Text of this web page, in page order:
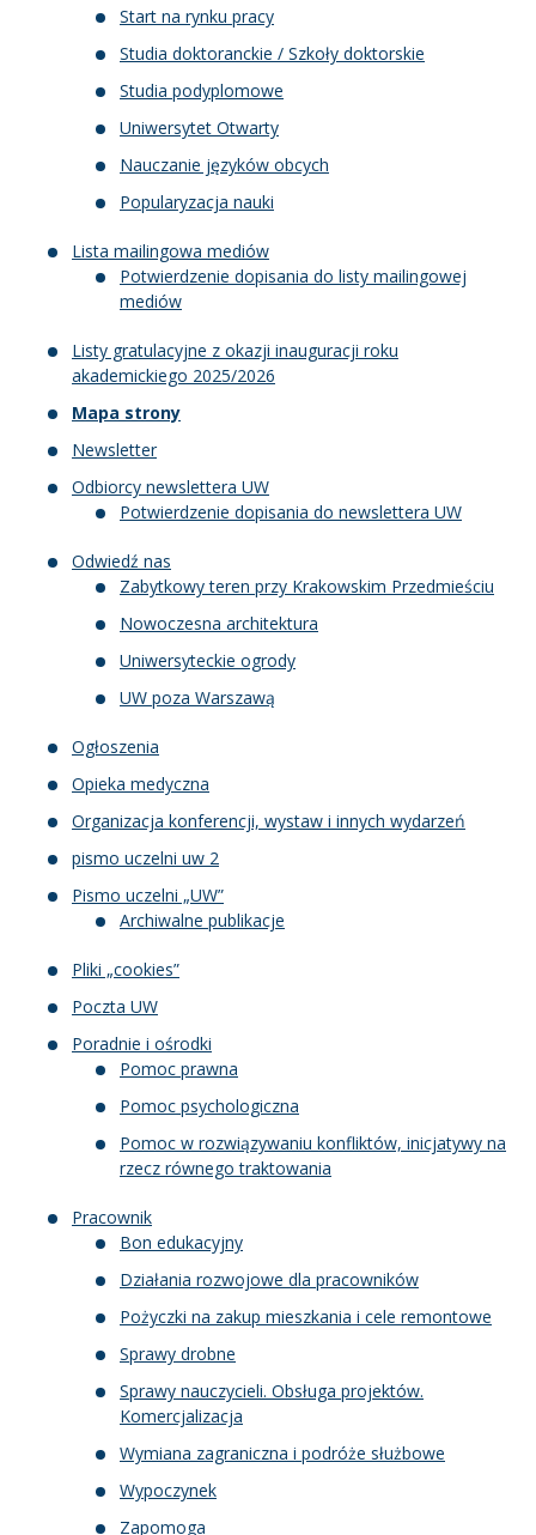
Start na rynku pracy
Studia doktoranckie / Szkoły doktorskie
Studia podyplomowe
Uniwersytet Otwarty
Nauczanie języków obcych
Popularyzacja nauki
Lista mailingowa mediów
Potwierdzenie dopisania do listy mailingowej
mediów
Listy gratulacyjne z okazji inauguracji roku
akademickiego 2025/2026
Mapa strony
Newsletter
Odbiorcy newslettera UW
Potwierdzenie dopisania do newslettera UW
Odwiedź nas
Zabytkowy teren przy Krakowskim Przedmieściu
Nowoczesna architektura
Uniwersyteckie ogrody
UW poza Warszawą
Ogłoszenia
Opieka medyczna
Organizacja konferencji, wystaw i innych wydarzeń
pismo uczelni uw 2
Pismo uczelni „UW”
Archiwalne publikacje
Pliki „cookies”
Poczta UW
Poradnie i ośrodki
Pomoc prawna
Pomoc psychologiczna
Pomoc w rozwiązywaniu konfliktów, inicjatywy na
rzecz równego traktowania
Pracownik
Bon edukacyjny
Działania rozwojowe dla pracowników
Pożyczki na zakup mieszkania i cele remontowe
Sprawy drobne
Sprawy nauczycieli. Obsługa projektów.
Komercjalizacja
Wymiana zagraniczna i podróże służbowe
Wypoczynek
Zapomoga